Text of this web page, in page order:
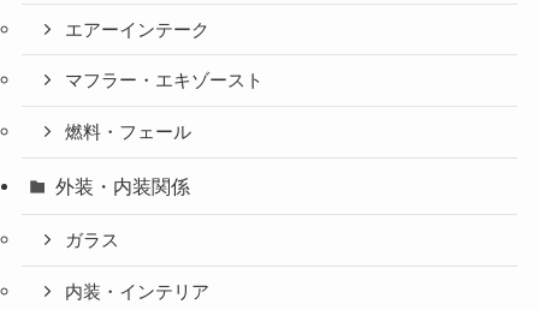
エアーインテーク
マフラー・エキゾースト
燃料・フェール
外装・内装関係
ガラス
内装・インテリア